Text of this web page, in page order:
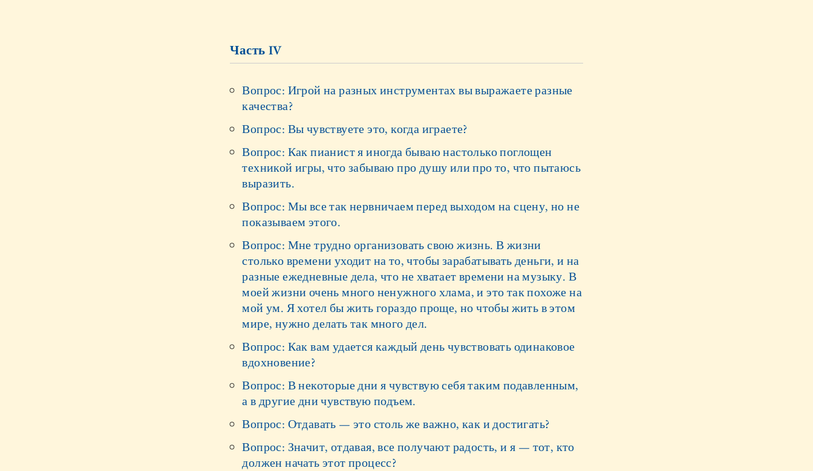
Часть IV
Вопрос: Игрой на разных инструментах вы выражаете разные
качества?
Вопрос: Вы чувствуете это, когда играете?
Вопрос: Как пианист я иногда бываю настолько поглощен
техникой игры, что забываю про душу или про то, что пытаюсь
выразить.
Вопрос: Мы все так нервничаем перед выходом на сцену, но не
показываем этого.
Вопрос: Мне трудно организовать свою жизнь. В жизни
столько времени уходит на то, чтобы зарабатывать деньги, и на
разные ежедневные дела, что не хватает времени на музыку. В
моей жизни очень много ненужного хлама, и это так похоже на
мой ум. Я хотел бы жить гораздо проще, но чтобы жить в этом
мире, нужно делать так много дел.
Вопрос: Как вам удается каждый день чувствовать одинаковое
вдохновение?
Вопрос: В некоторые дни я чувствую себя таким подавленным,
а в другие дни чувствую подъем.
Вопрос: Отдавать — это столь же важно, как и достигать?
Вопрос: Значит, отдавая, все получают радость, и я — тот, кто
должен начать этот процесс?